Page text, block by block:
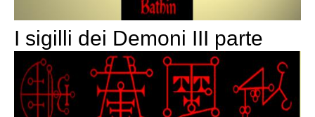
I sigilli dei Demoni III parte